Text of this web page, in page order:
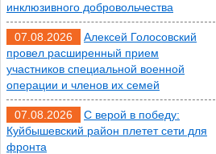
Сап-фестиваль, ночной
забег и турниры: как в
Ростове отметят День
физкультурника
07 августа 2026 19:19
инклюзивного добровольчества
07.08.2026
Алексей Голосовский
провел расширенный прием
участников специальной военной
операции и членов их семей
07.08.2026
С верой в победу:
Куйбышевский район плетет сети для
фронта